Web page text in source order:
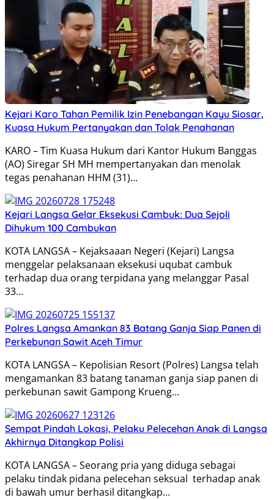
Kejari Karo Tahan Pemilik Izin Penebangan Kayu Siosar,
Kuasa Hukum Pertanyakan dan Tolak Penahanan
KARO – Tim Kuasa Hukum dari Kantor Hukum Banggas
(AO) Siregar SH MH mempertanyakan dan menolak
tegas penahanan HHM (31)…
Kejari Langsa Gelar Eksekusi Cambuk: Dua Sejoli
Dihukum 100 Cambukan
KOTA LANGSA – Kejaksaaan Negeri (Kejari) Langsa
menggelar pelaksanaan eksekusi uqubat cambuk
terhadap dua orang terpidana yang melanggar Pasal
33…
Polres Langsa Amankan 83 Batang Ganja Siap Panen di
Perkebunan Sawit Aceh Timur
KOTA LANGSA – Kepolisian Resort (Polres) Langsa telah
mengamankan 83 batang tanaman ganja siap panen di
perkebunan sawit Gampong Krueng…
Sempat Pindah Lokasi, Pelaku Pelecehan Anak di Langsa
Akhirnya Ditangkap Polisi
KOTA LANGSA – Seorang pria yang diduga sebagai
pelaku tindak pidana pelecehan seksual terhadap anak
di bawah umur berhasil ditangkap…